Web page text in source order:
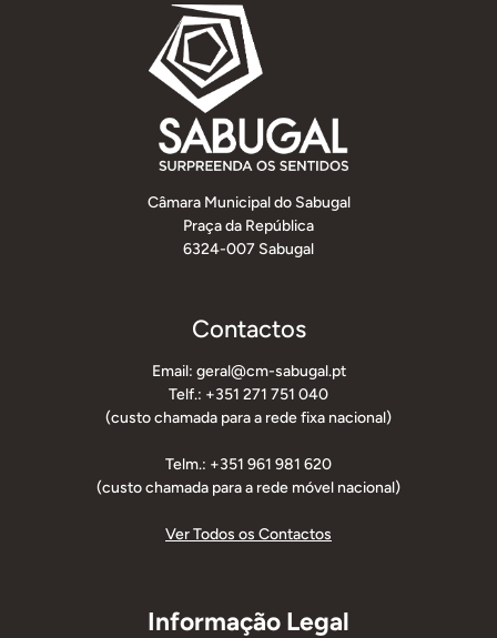
Câmara Municipal do Sabugal
Praça da República
6324-007 Sabugal
Contactos
Email: geral@cm-sabugal.pt
Telf.: +351 271 751 040
(custo chamada para a rede fixa nacional)
Telm.: +351 961 981 620
(custo chamada para a rede móvel nacional)
Ver Todos os Contactos
Informação Legal